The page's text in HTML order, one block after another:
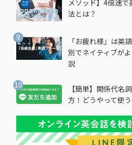
メソッド】4倍速
法とは？
「お疲れ様」は
別でネイティブが
説
【簡単】関係代名
方！どうやって使